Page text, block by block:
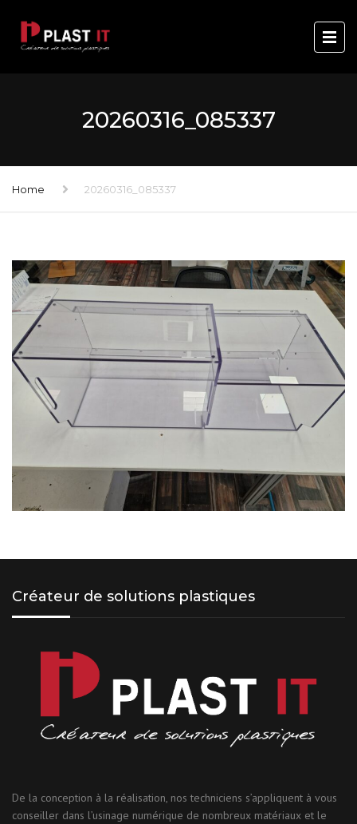
20260316_085337
Home 20260316_085337
Créateur de solutions plastiques
De la conception à la réalisation, nos techniciens s’appliquent à vous
conseiller dans l’usinage numérique de nombreux matériaux et le